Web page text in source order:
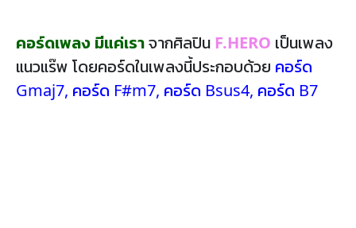
คอร์ดเพลง มีแค่เราจากศิลปิน F.HERO เป็นเพลง
แนวแร๊พ โดยคอร์ดในเพลงนี้ประกอบด้วย คอร์ด
Gmaj7, คอร์ด F#m7, คอร์ด Bsus4, คอร์ด B7